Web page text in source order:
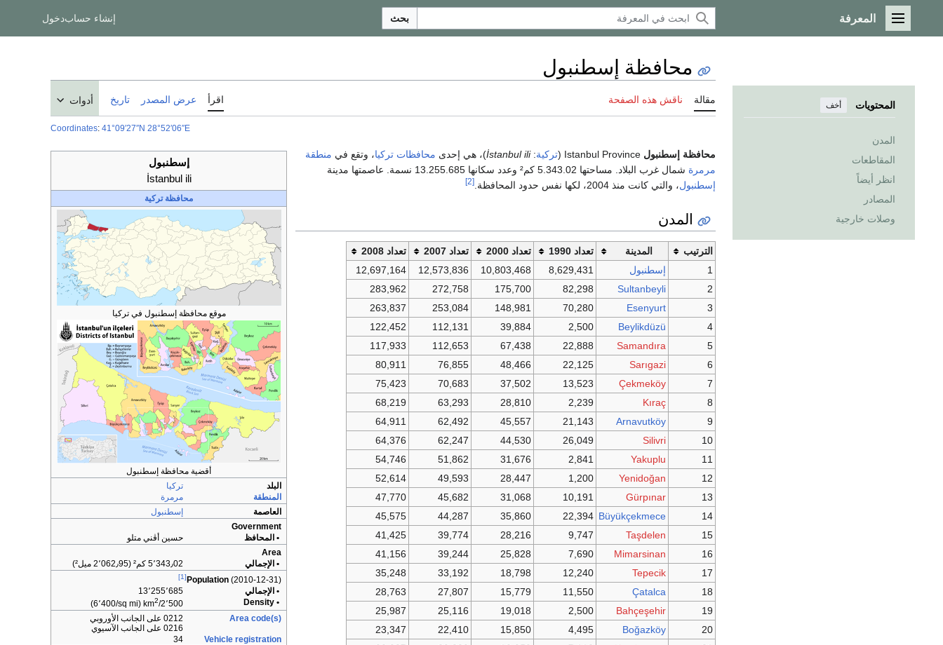
القائمة الرئيسية
المعرفة بحث إنشاء حسابدخول
المحتويات أخف
المدن
المقاطعات
انظر أيضاً
المصادر
وصلات خارجية
محافظة إسطنبول
مقالة ناقش هذه الصفحة اقرأ عرض المصدر تاريخ أدوات
Coordinates: 41°09′27″N 28°52′06″E
إسطنبول
İstanbul ili
محافظة تركية
موقع محافظة إسطنبول في تركيا
أقضية محافظة إسطنبول
البلد
تركيا
المنطقة
مرمرة
العاصمة
إسطنبول
Government
• المحافظ
حسين أڤني متلو
Area
• الإجمالي
5٬343٫02 كم² (2٬062٫95 ميل²)
Population (2010-12-31)
[1]
• الإجمالي
13٬255٬685
• Density
2٬500/km 2
(6٬400/sq mi)
Area code(s)
0212 على الجانب الأوروبي
0216 على الجانب الآسيوي
Vehicle registration
34
محافظة إسطنبول تركية:
İstanbul ili)، هي إحدى محافظات تركيا، وتقع في منطقة
مرمرة شمال غرب البلاد. مساحتها 5.343.02 كم² وعدد سكانها 13.255.685 نسمة. عاصمتها مدينة
إسطنبول، والتي كانت منذ 2004، لكها نفس حدود المحافظة. [2]
المدن
الترتيب المدينة تعداد 1990 تعداد 2000 تعداد 2007
تعداد 2008
1
إسطنبول 8,629,431
10,803,468
12,573,836
12,697,164
2
Sultanbeyli
82,298
175,700
272,758
283,962
3
Esenyurt
70,280
148,981
253,084
263,837
4
Beylikdüzü
2,500
39,884
112,131
122,452
5
Samandıra
22,888
67,438
112,653
117,933
6
Sarıgazi
22,125
48,466
76,855
80,911
7
Çekmeköy
13,523
37,502
70,683
75,423
8
Kıraç
2,239
28,810
63,293
68,219
9
Arnavutköy
21,143
45,557
62,492
64,911
10
Silivri
26,049
44,530
62,247
64,376
11
Yakuplu
2,841
31,676
51,862
54,746
12
Yenidoğan
1,200
28,447
49,593
52,614
13
Gürpınar
10,191
31,068
45,682
47,770
14
Büyükçekmece
22,394
35,860
44,287
45,575
15
Taşdelen
9,747
28,216
39,774
41,425
16
Mimarsinan
7,690
25,828
39,244
41,156
17
Tepecik
12,240
18,798
33,192
35,248
18
Çatalca
11,550
15,779
27,807
28,763
19
Bahçeşehir
2,500
19,018
25,116
25,987
20
Boğazköy
4,495
15,850
22,410
23,347